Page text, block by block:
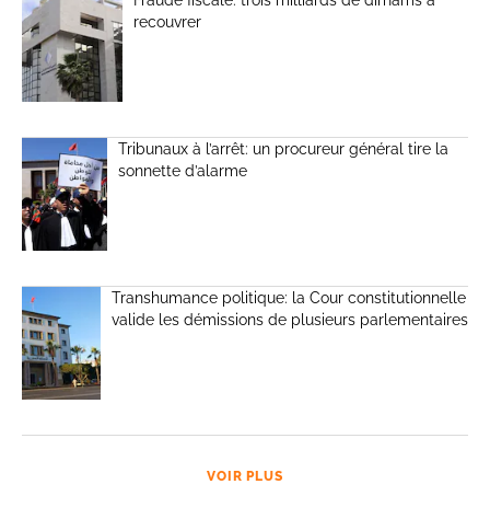
recouvrer
Tribunaux à l’arrêt: un procureur général tire la
sonnette d’alarme
Transhumance politique: la Cour constitutionnelle
valide les démissions de plusieurs parlementaires
VOIR PLUS